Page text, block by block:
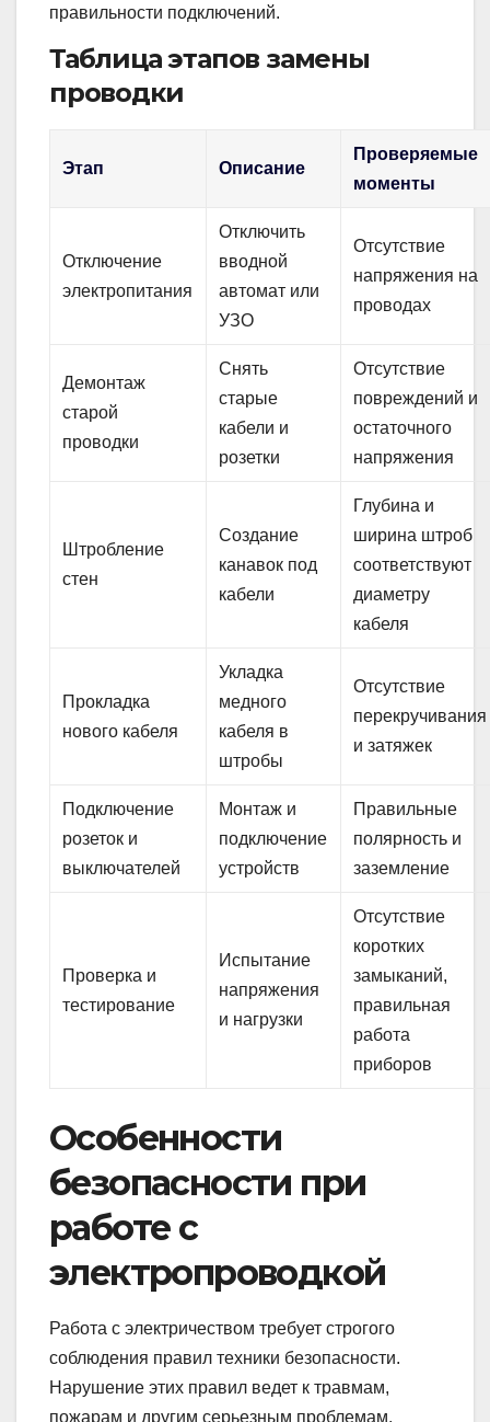
правильности подключений.
Таблица этапов замены
проводки
Этап Описание
Проверяемые
моменты
Отключение
электропитания
Отключить
вводной
автомат или
УЗО
Отсутствие
напряжения на
проводах
Демонтаж
старой
проводки
Снять
старые
кабели и
розетки
Отсутствие
повреждений и
остаточного
напряжения
Штробление
стен
Создание
канавок под
кабели
Глубина и
ширина штроб
соответствуют
диаметру
кабеля
Прокладка
нового кабеля
Укладка
медного
кабеля в
штробы
Отсутствие
перекручивания
и затяжек
Подключение
розеток и
выключателей
Монтаж и
подключение
устройств
Правильные
полярность и
заземление
Проверка и
тестирование
Испытание
напряжения
и нагрузки
Отсутствие
коротких
замыканий,
правильная
работа
приборов
Особенности
безопасности при
работе с
электропроводкой
Работа с электричеством требует строгого
соблюдения правил техники безопасности.
Нарушение этих правил ведет к травмам,
пожарам и другим серьезным проблемам.